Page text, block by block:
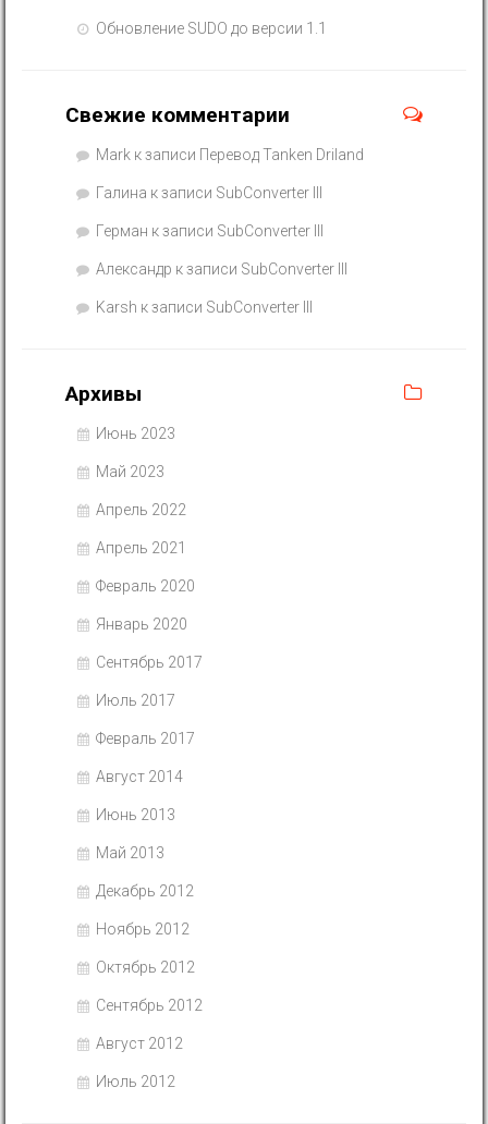
Обновление SUDO до версии 1.1
Свежие комментарии
Mark к записи Перевод Tanken Driland
Галина к записи SubConverter III
Герман к записи SubConverter III
Александр к записи SubConverter III
Karsh к записи SubConverter III
Архивы
Июнь 2023
Май 2023
Апрель 2022
Апрель 2021
Февраль 2020
Январь 2020
Сентябрь 2017
Июль 2017
Февраль 2017
Август 2014
Июнь 2013
Май 2013
Декабрь 2012
Ноябрь 2012
Октябрь 2012
Сентябрь 2012
Август 2012
Июль 2012